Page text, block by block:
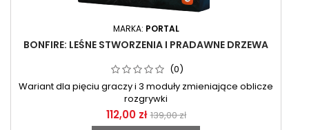
MARKA: PORTAL
BONFIRE: LEŚNE STWORZENIA I PRADAWNE DRZEWA
(0)
Wariant dla pięciu graczy i 3 moduły zmieniające oblicze
rozgrywki
112,00 zł 139,00 zł